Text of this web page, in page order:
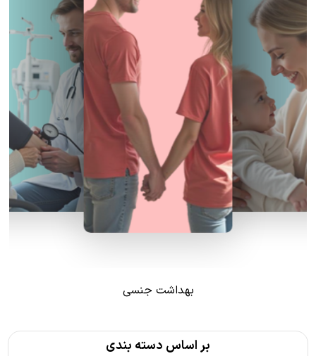
بهداشت جنسی
بر اساس دسته بندی